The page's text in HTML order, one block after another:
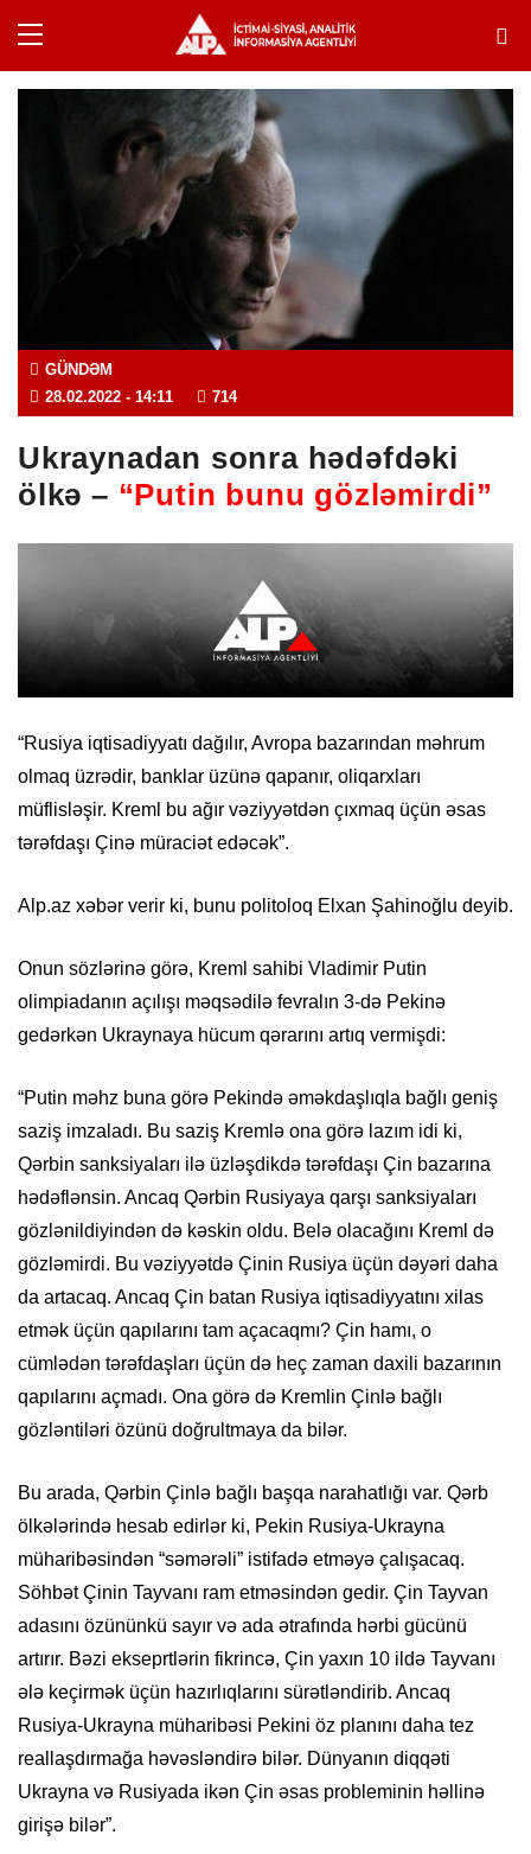
GÜNDƏM
28.02.2022 - 14:11 714
Ukraynadan sonra hədəfdəki
ölkə – “Putin bunu gözləmirdi”
“Rusiya iqtisadiyyatı dağılır, Avropa bazarından məhrum
olmaq üzrədir, banklar üzünə qapanır, oliqarxları
müflisləşir. Kreml bu ağır vəziyyətdən çıxmaq üçün əsas
tərəfdaşı Çinə müraciət edəcək”.
Alp.az xəbər verir ki, bunu politoloq Elxan Şahinoğlu deyib.
Onun sözlərinə görə, Kreml sahibi Vladimir Putin
olimpiadanın açılışı məqsədilə fevralın 3-də Pekinə
gedərkən Ukraynaya hücum qərarını artıq vermişdi:
“Putin məhz buna görə Pekində əməkdaşlıqla bağlı geniş
saziş imzaladı. Bu saziş Kremlə ona görə lazım idi ki,
Qərbin sanksiyaları ilə üzləşdikdə tərəfdaşı Çin bazarına
hədəflənsin. Ancaq Qərbin Rusiyaya qarşı sanksiyaları
gözlənildiyindən də kəskin oldu. Belə olacağını Kreml də
gözləmirdi. Bu vəziyyətdə Çinin Rusiya üçün dəyəri daha
da artacaq. Ancaq Çin batan Rusiya iqtisadiyyatını xilas
etmək üçün qapılarını tam açacaqmı? Çin hamı, o
cümlədən tərəfdaşları üçün də heç zaman daxili bazarının
qapılarını açmadı. Ona görə də Kremlin Çinlə bağlı
gözləntiləri özünü doğrultmaya da bilər.
Bu arada, Qərbin Çinlə bağlı başqa narahatlığı var. Qərb
ölkələrində hesab edirlər ki, Pekin Rusiya-Ukrayna
müharibəsindən “səmərəli” istifadə etməyə çalışacaq.
Söhbət Çinin Tayvanı ram etməsindən gedir. Çin Tayvan
adasını özününkü sayır və ada ətrafında hərbi gücünü
artırır. Bəzi ekseprtlərin fikrincə, Çin yaxın 10 ildə Tayvanı
ələ keçirmək üçün hazırlıqlarını sürətləndirib. Ancaq
Rusiya-Ukrayna müharibəsi Pekini öz planını daha tez
reallaşdırmağa həvəsləndirə bilər. Dünyanın diqqəti
Ukrayna və Rusiyada ikən Çin əsas probleminin həllinə
girişə bilər”.